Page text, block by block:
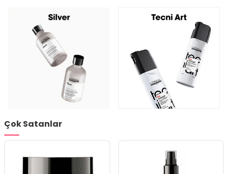
Çok Satanlar